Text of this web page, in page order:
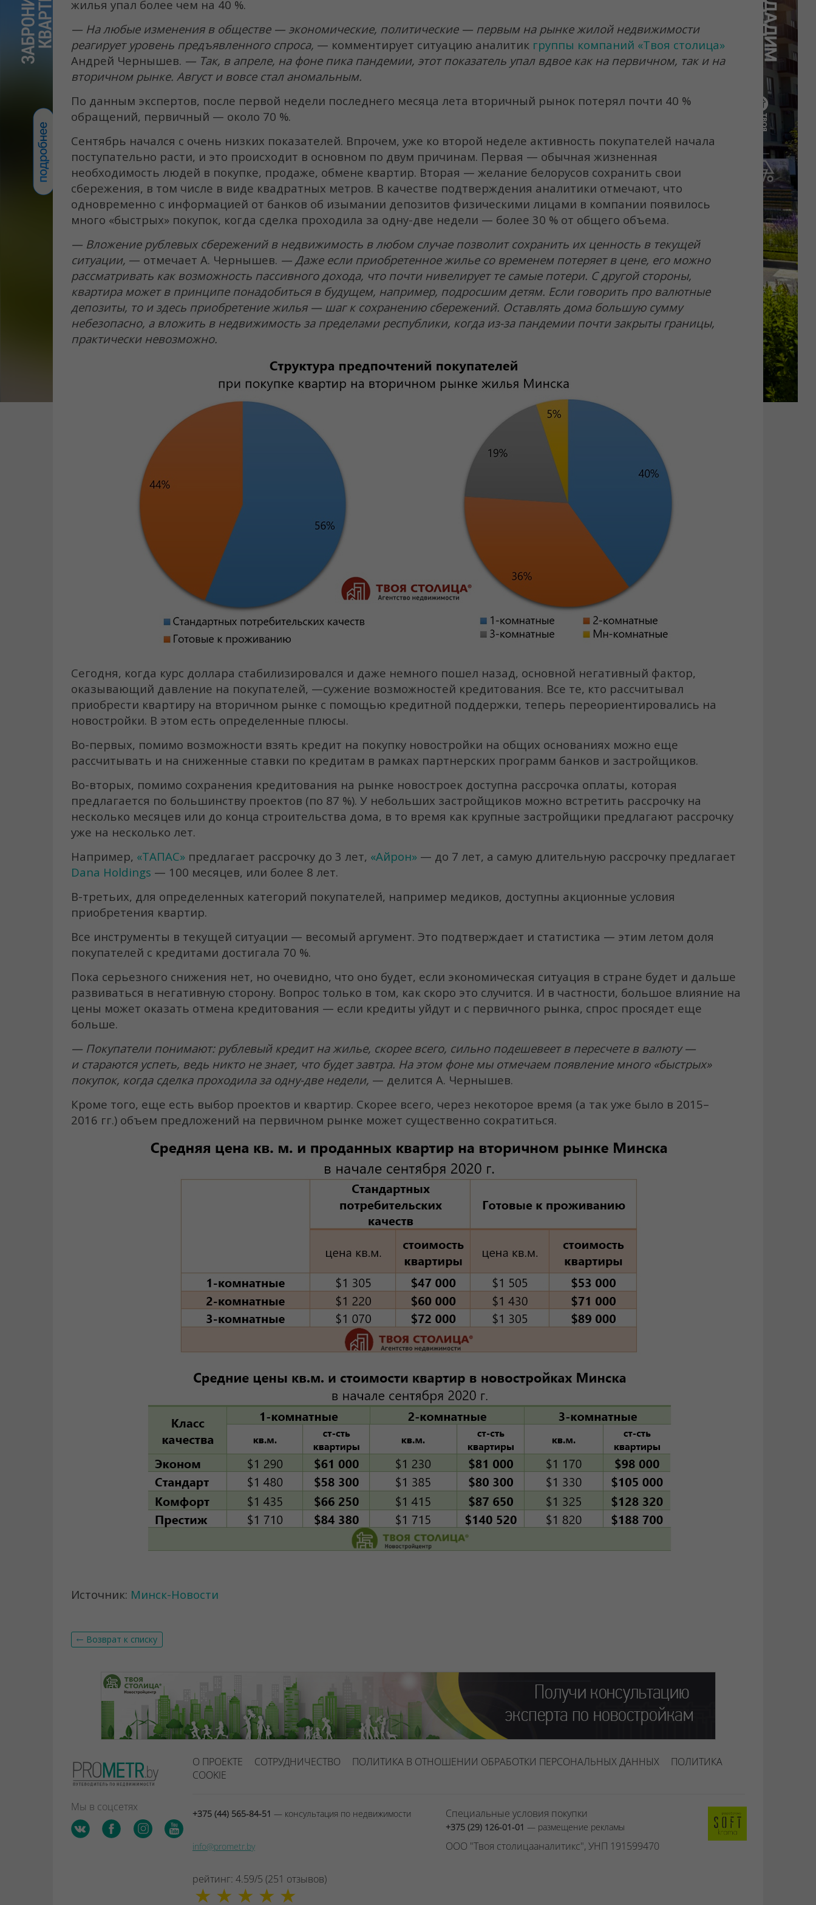
жилья упал более чем на 40 %.
— На любые изменения в обществе — экономические, политические — первым на рынке жилой недвижимости
реагирует уровень предъявленного спроса, — комментирует ситуацию аналитик группы компаний «Твоя столица»
Андрей Чернышев. — Так, в апреле, на фоне пика пандемии, этот показатель упал вдвое как на первичном, так и на
вторичном рынке. Август и вовсе стал аномальным.
По данным экспертов, после первой недели последнего месяца лета вторичный рынок потерял почти 40 %
обращений, первичный — около 70 %.
Сентябрь начался с очень низких показателей. Впрочем, уже ко второй неделе активность покупателей начала
поступательно расти, и это происходит в основном по двум причинам. Первая — обычная жизненная
необходимость людей в покупке, продаже, обмене квартир. Вторая — желание белорусов сохранить свои
сбережения, в том числе в виде квадратных метров. В качестве подтверждения аналитики отмечают, что
одновременно с информацией от банков об изымании депозитов физическими лицами в компании появилось
много «быстрых» покупок, когда сделка проходила за одну-две недели — более 30 % от общего объема.
— Вложение рублевых сбережений в недвижимость в любом случае позволит сохранить их ценность в текущей
ситуации, — отмечает А. Чернышев. — Даже если приобретенное жилье со временем потеряет в цене, его можно
рассматривать как возможность пассивного дохода, что почти нивелирует те самые потери. С другой стороны,
квартира может в принципе понадобиться в будущем, например, подросшим детям. Если говорить про валютные
депозиты, то и здесь приобретение жилья — шаг к сохранению сбережений. Оставлять дома большую сумму
небезопасно, а вложить в недвижимость за пределами республики, когда из-за пандемии почти закрыты границы,
практически невозможно.
Сегодня, когда курс доллара стабилизировался и даже немного пошел назад, основной негативный фактор,
оказывающий давление на покупателей, —сужение возможностей кредитования. Все те, кто рассчитывал
приобрести квартиру на вторичном рынке с помощью кредитной поддержки, теперь переориентировались на
новостройки. В этом есть определенные плюсы.
Во-первых, помимо возможности взять кредит на покупку новостройки на общих основаниях можно еще
рассчитывать и на сниженные ставки по кредитам в рамках партнерских программ банков и застройщиков.
Во-вторых, помимо сохранения кредитования на рынке новостроек доступна рассрочка оплаты, которая
предлагается по большинству проектов (по 87 %). У небольших застройщиков можно встретить рассрочку на
несколько месяцев или до конца строительства дома, в то время как крупные застройщики предлагают рассрочку
уже на несколько лет.
Например, «ТАПАС» предлагает рассрочку до 3 лет, «Айрон» — до 7 лет, а самую длительную рассрочку предлагает
Dana Holdings — 100 месяцев, или более 8 лет.
В-третьих, для определенных категорий покупателей, например медиков, доступны акционные условия
приобретения квартир.
Все инструменты в текущей ситуации — весомый аргумент. Это подтверждает и статистика — этим летом доля
покупателей с кредитами достигала 70 %.
Пока серьезного снижения нет, но очевидно, что оно будет, если экономическая ситуация в стране будет и дальше
развиваться в негативную сторону. Вопрос только в том, как скоро это случится. И в частности, большое влияние на
цены может оказать отмена кредитования — если кредиты уйдут и с первичного рынка, спрос просядет еще
больше.
— Покупатели понимают: рублевый кредит на жилье, скорее всего, сильно подешевеет в пересчете в валюту —
и стараются успеть, ведь никто не знает, что будет завтра. На этом фоне мы отмечаем появление много «быстрых»
покупок, когда сделка проходила за одну-две недели, — делится А. Чернышев.
Кроме того, еще есть выбор проектов и квартир. Скорее всего, через некоторое время (а так уже было в 2015–
2016 гг.) объем предложений на первичном рынке может существенно сократиться.
Источник: Минск-Новости
Возврат к списку
Мы в соцсетях
О ПРОЕКТЕ СОТРУДНИЧЕСТВО ПОЛИТИКА В ОТНОШЕНИИ ОБРАБОТКИ ПЕРСОНАЛЬНЫХ ДАННЫХ
ПОЛИТИКА
COOKIE
+375 (44) 565-84-51 — консультация по недвижимости Специальные условия покупки
+375 (29) 126-01-01— размещение рекламы
info@prometr.by
ООО "Твоя столицааналитикс", УНП 191599470
рейтинг: 4.59/5 (251 отзывов)